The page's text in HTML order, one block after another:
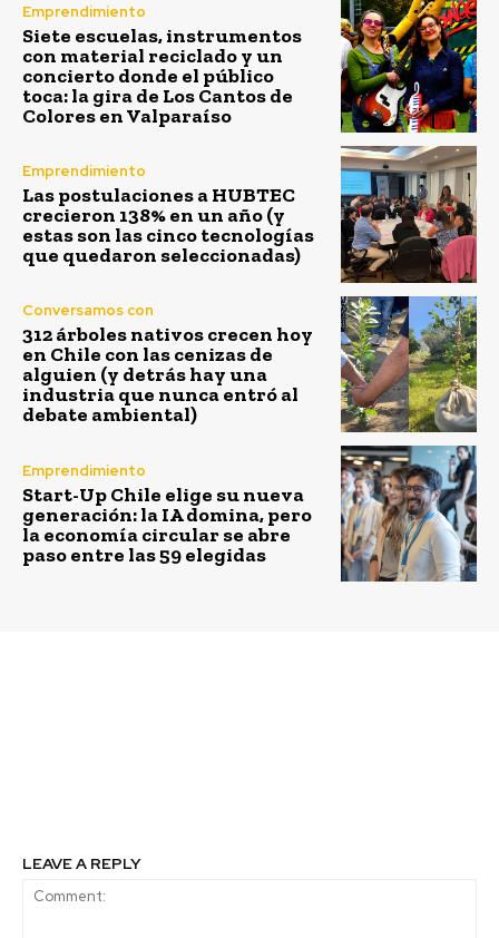
Emprendimiento
Siete escuelas, instrumentos
con material reciclado y un
concierto donde el público
toca: la gira de Los Cantos de
Colores en Valparaíso
Emprendimiento
Las postulaciones a HUBTEC
crecieron 138% en un año (y
estas son las cinco tecnologías
que quedaron seleccionadas)
Conversamos con
312 árboles nativos crecen hoy
en Chile con las cenizas de
alguien (y detrás hay una
industria que nunca entró al
debate ambiental)
Emprendimiento
Start-Up Chile elige su nueva
generación: la IA domina, pero
la economía circular se abre
paso entre las 59 elegidas
LEAVE A REPLY